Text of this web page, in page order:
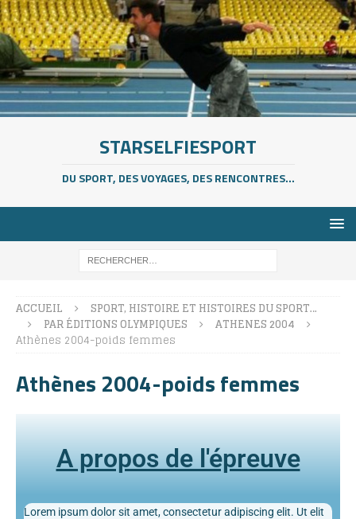
STARSELFIESPORT
DU SPORT, DES VOYAGES, DES RENCONTRES...
ACCUEIL
SPORT, HISTOIRE ET HISTOIRES DU SPORT…
PAR ÉDITIONS OLYMPIQUES
ATHENES 2004
Athènes 2004-poids femmes
Athènes 2004-poids femmes
A propos de l'épreuve
Lorem ipsum dolor sit amet, consectetur adipiscing elit. Ut elit